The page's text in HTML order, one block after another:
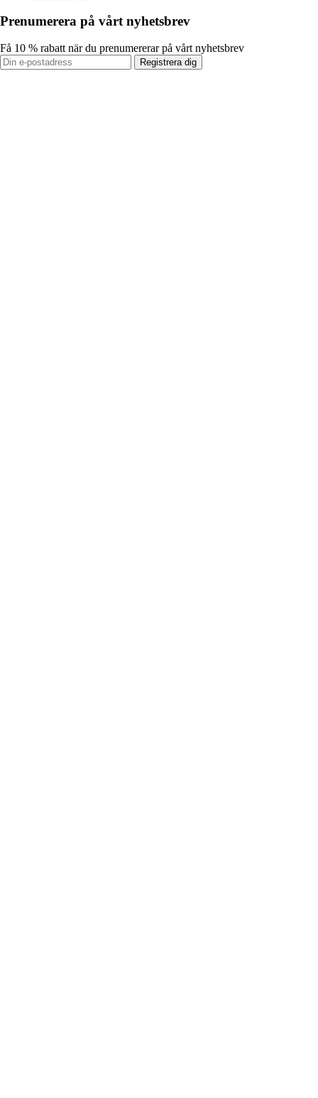
Prenumerera på vårt nyhetsbrev
Få 10 % rabatt när du prenumererar på vårt nyhetsbrev
Registrera dig